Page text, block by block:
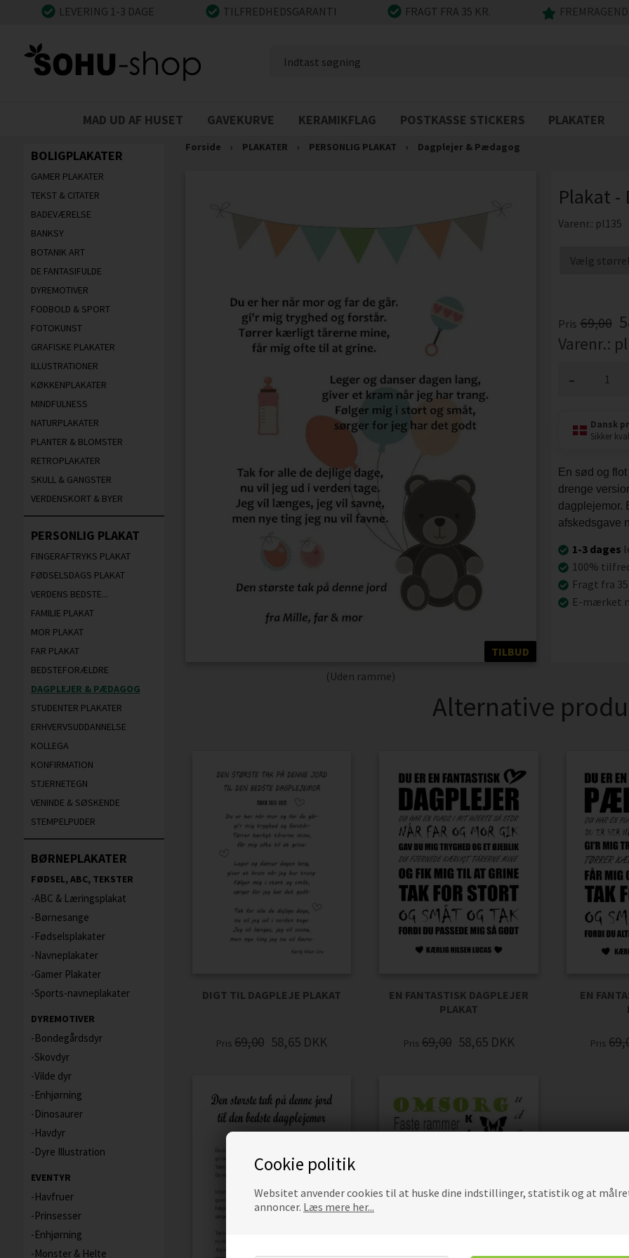
Cookie politik
Websitet anvender cookies til at huske dine indstillinger, statistik og at
annoncer. Læs mere her...
LEVERING 1-3 DAGE TILFREDHEDSGARANTI FRAGT FRA 35 KR.
MAD UD AF HUSET GAVEKURVE KERAMIKFLAG POSTKASSE STICKERS PLAKATER
BOLIGPLAKATER
GAMER PLAKATER
TEKST & CITATER
BADEVÆRELSE
BANKSY
BOTANIK ART
DE FANTASIFULDE
DYREMOTIVER
FODBOLD & SPORT
FOTOKUNST
GRAFISKE PLAKATER
ILLUSTRATIONER
KØKKENPLAKATER
MINDFULNESS
NATURPLAKATER
PLANTER & BLOMSTER
RETROPLAKATER
SKULL & GANGSTER
VERDENSKORT & BYER
PERSONLIG PLAKAT
FINGERAFTRYKS PLAKAT
FØDSELSDAGS PLAKAT
VERDENS BEDSTE...
FAMILIE PLAKAT
MOR PLAKAT
FAR PLAKAT
BEDSTEFORÆLDRE
DAGPLEJER & PÆDAGOG
STUDENTER PLAKATER
ERHVERVSUDDANNELSE
KOLLEGA
KONFIRMATION
STJERNETEGN
VENINDE & SØSKENDE
STEMPELPUDER
BØRNEPLAKATER
FØDSEL, ABC, TEKSTER
ABC & Læringsplakat
Børnesange
Fødselsplakater
Navneplakater
Gamer Plakater
Sports-navneplakater
DYREMOTIVER
Bondegårdsdyr
Skovdyr
Vilde dyr
Enhjørning
Dinosaurer
Havdyr
Dyre Illustration
EVENTYR
Havfruer
Prinsesser
Enhjørning
Monster & Helte
Forside › PLAKATER › PERSONLIG PLAKAT › Dagplejer & Pædagog
TILBUD
(Uden ramme)
Plakat -
Varenr.: pl135
Pris 69,00
Varenr.:
-
Dansk
Sikker
En sød og
drenge
dagplejemor.
afskedsgave
1-3 dages
100%
Fragt fra
E-mærket
Alternative
DIGT TIL DAGPLEJE PLAKAT
Pris 69,00 58,65 DKK
EN FANTASTISK DAGPLEJER
PLAKAT
Pris 69,00 58,65 DKK
EN
Pris